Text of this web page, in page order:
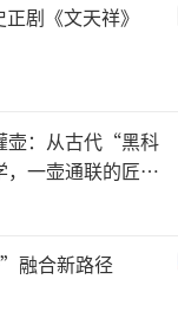
360doc、人
共同参与、
同心筑梦’我
##北京种草挑
陆续上线。（
剧《文天祥》
壶：从古代“黑科
一壶通联的匠心
融合新路径